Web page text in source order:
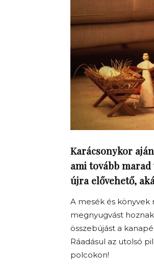
Karácsonykor
ami tovább
újra elővehető,
A mesék és
megnyugvást
összebújást a
Ráadásul az utolsó
polcokon!